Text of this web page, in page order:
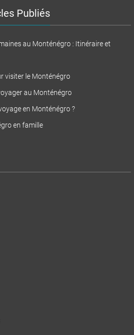
Publiés
au Monténégro : Itinéraire et
visiter le Monténégro
au Monténégro
en Monténégro ?
en famille